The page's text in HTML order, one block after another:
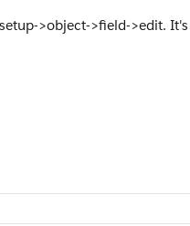
>object->field->edit.